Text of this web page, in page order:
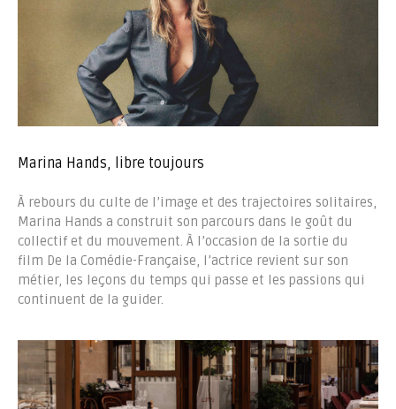
Marina Hands, libre toujours
À rebours du culte de l’image et des trajectoires solitaires,
Marina Hands a construit son parcours dans le goût du
collectif et du mouvement. À l’occasion de la sortie du
film De la Comédie-Française, l’actrice revient sur son
métier, les leçons du temps qui passe et les passions qui
continuent de la guider.